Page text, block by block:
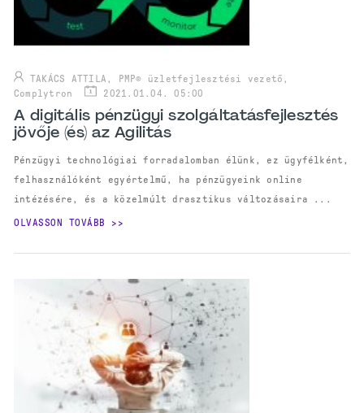
TAKÁCS ATTILA, PMP® üzletfejlesztési vezető,
Complytron
2021.01.04. 05:00
A digitális pénzügyi szolgáltatásfejlesztés
jövője (és) az Agilitás
Pénzügyi technológiai forradalomban élünk, ez ügyfélként,
felhasználóként egyértelmű, ha pénzügyeink online
intézésére, és a közelmúlt drasztikus változásaira ...
OLVASSON TOVÁBB